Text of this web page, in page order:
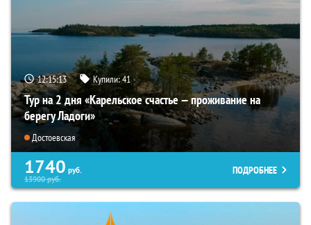
12:15:12 Купили:41
Тур на 2 дня «Карельское счастье — проживание на
берегу Ладоги»
Достоевская
1740 руб.
13900руб.
ПОДРОБНЕЕ